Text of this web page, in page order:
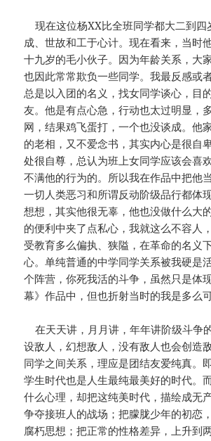
现在这位杨XX比全班同学都大二到四
成、世故和工于心计。现在看来，当时
十九岁的毛小伙子。因为年龄关系，大
也因此常常欺负一些同学。我最反感或
总是以入团的名义，找女同学谈心，目
友。他是有点心急，行动也太过明显，
网，结果鸡飞蛋打，一个也没谈成。他
的老相，又不爱念书，其实内心是很自
处很自尊，总认为班上女同学应该会喜
不满他的行为的。所以我在作品中把他
一切人类恶习和所谓反动阶级品行都体
想想，其实他很无辜，他也没做什么大
的便利中夹了点私心，我就这么不容人
受教育多么偏执、狭隘，在革命的名义
心。单纯普通的中学同学关系被我硬是
个阵营，你死我活的斗争，虽然只是体
幕》作品中，但也折射当时的我是多么
在天天讲，月月讲，年年讲阶级斗争
设敌人，幻想敌人，没有敌人也会创造
同学之间关系，理应是团结友爱纯真。
学生时代也是人生最纯最美好的时代。
什么心理，却把这纯美时代，描绘成无
争夺接班人的战场；把朦胧少年的初恋
腐朽思想；把正常的性格差异，上升到